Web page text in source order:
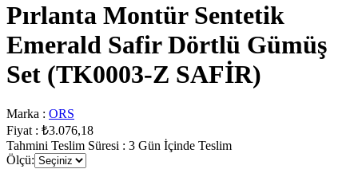
Pırlanta Montür Sentetik
Emerald Safir Dörtlü Gümüş
Set (TK0003-Z SAFİR)
Marka : ORS
Fiyat : ₺3.076,18
Tahmini Teslim Süresi : 3 Gün İçinde Teslim
Ölçü: